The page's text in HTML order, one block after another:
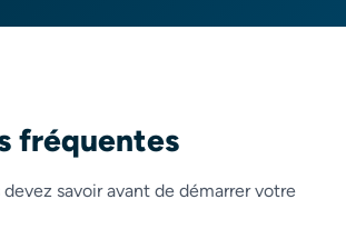
fréquentes
savoir avant de démarrer votre